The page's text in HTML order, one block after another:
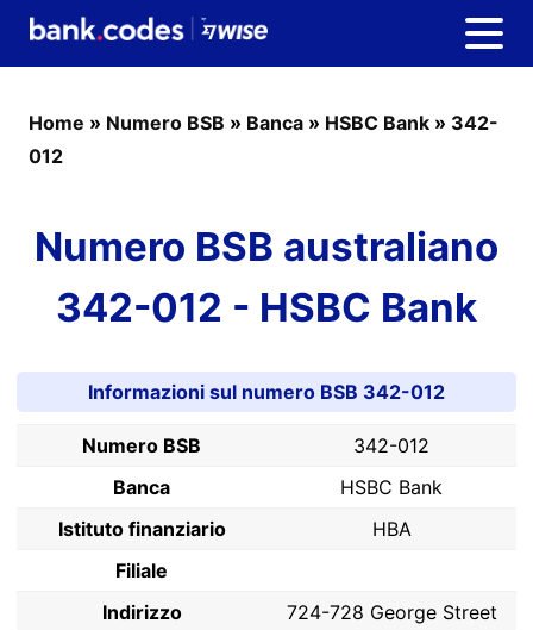
Home » Numero BSB » Banca » HSBC Bank » 342-
012
Numero BSB australiano
342-012 - HSBC Bank
Informazioni sul numero BSB 342-012
Numero BSB
342-012
Banca
HSBC Bank
Istituto finanziario
HBA
Filiale
Indirizzo
724-728 George Street